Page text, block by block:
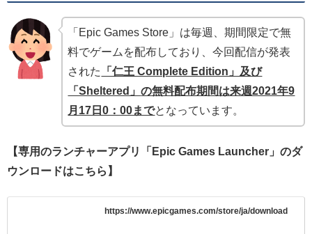
「Epic Games Store」は毎週、期間限定で無
料でゲームを配布しており、今回配信が発表
された
「仁王 Complete Edition」及び
「Sheltered」の無料配布期間は来週2021年9
月17日0：00までとなっています。
【専用のランチャーアプリ「Epic Games Launcher」のダ
ウンロードはこちら】
https://www.epicgames.com/store/ja/download